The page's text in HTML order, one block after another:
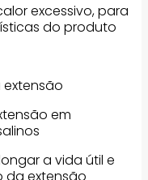
excessivo, para
do produto
extensão
em
a vida útil e
da extensão